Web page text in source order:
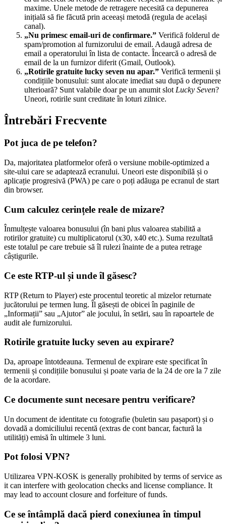
maxime. Unele metode de retragere necesită ca depunerea
inițială să fie făcută prin aceeași metodă (regula de același
canal).
„Nu primesc email-uri de confirmare.” Verifică folderul de
spam/promotion al furnizorului de email. Adaugă adresa de
email a operatorului în lista de contacte. Încearcă o adresă de
email de la un furnizor diferit (Gmail, Outlook).
„Rotirile gratuite lucky seven nu apar.” Verifică termenii și
condițiile bonusului: sunt alocate imediat sau după o depunere
ulterioară? Sunt valabile doar pe un anumit slot Lucky Seven?
Uneori, rotirile sunt creditate în loturi zilnice.
Întrebări Frecvente
Pot juca de pe telefon?
Da, majoritatea platformelor oferă o versiune mobile-optimized a
site-ului care se adaptează ecranului. Uneori este disponibilă și o
aplicație progresivă (PWA) pe care o poți adăuga pe ecranul de start
din browser.
Cum calculez cerințele reale de mizare?
Înmulțește valoarea bonusului (în bani plus valoarea stabilită a
rotirilor gratuite) cu multiplicatorul (x30, x40 etc.). Suma rezultată
este totalul pe care trebuie să îl rulezi înainte de a putea retrage
câștigurile.
Ce este RTP-ul și unde îl găsesc?
RTP (Return to Player) este procentul teoretic al mizelor returnate
jucătorului pe termen lung. Îl găsești de obicei în paginile de
„Informații” sau „Ajutor” ale jocului, în setări, sau în rapoartele de
audit ale furnizorului.
Rotirile gratuite lucky seven au expirare?
Da, aproape întotdeauna. Termenul de expirare este specificat în
termenii și condițiile bonusului și poate varia de la 24 de ore la 7 zile
de la acordare.
Ce documente sunt necesare pentru verificare?
Un document de identitate cu fotografie (buletin sau pașaport) și o
dovadă a domiciliului recentă (extras de cont bancar, factură la
utilități) emisă în ultimele 3 luni.
Pot folosi VPN?
Utilizarea VPN-KOSK is generally prohibited by terms of service as
it can interfere with geolocation checks and license compliance. It
may lead to account closure and forfeiture of funds.
Ce se întâmplă dacă pierd conexiunea în timpul